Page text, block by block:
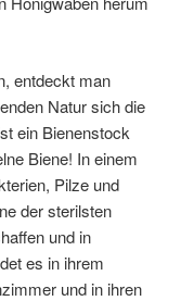
entdeckt man
Natur sich die
ein Bienenstock
Biene! In einem
Pilze und
der sterilsten
und in
es in ihrem
und in ihren